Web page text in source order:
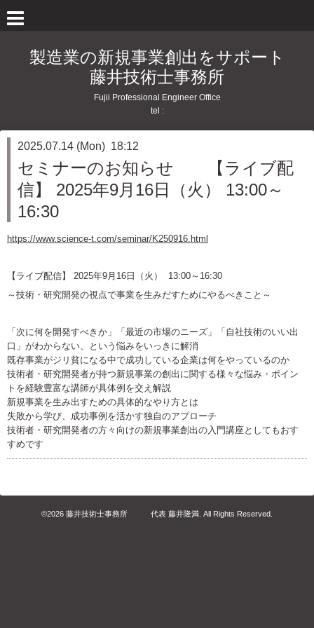
製造業の新規事業創出をサポート
藤井技術士事務所
Fujii Professional Engineer Office
tel :
2025.07.14 (Mon) 18:12
セミナーのお知らせ 【ライブ配
信】 2025年9月16日（火） 13:00～
16:30
https://www.science-t.com/seminar/K250916.html
【ライブ配信】 2025年9月16日（火） 13:00～16:30
～技術・研究開発の視点で事業を生みだすためにやるべきこと～
「次に何を開発すべきか」「最近の市場のニーズ」「自社技術のいい出
口」がわからない、という悩みをいっきに解消
既存事業がジリ貧になる中で成功している企業は何をやっているのか
技術者・研究開発者が持つ新規事業の創出に関する様々な悩み・ポイン
トを経験豊富な講師が具体例を交え解説
新規事業を生み出すための具体的なやり方とは
失敗から学び、成功事例を活かす独自のアプローチ
技術者・研究開発者の方々向けの新規事業創出の入門講座としてもおす
すめです
©2026 藤井技術士事務所 代表 藤井隆満 . All Rights Reserved.